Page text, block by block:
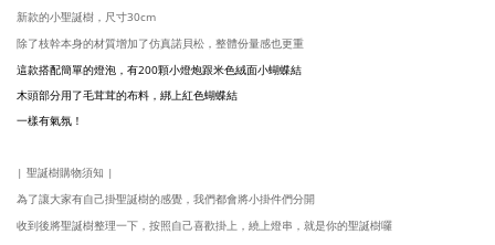
新款的小聖誕樹，尺寸30cm
除了枝幹本身的材質增加了仿真諾貝松，整體份量感也更重
這款搭配簡單的燈泡，有200顆小燈炮跟米色絨面小蝴蝶結
木頭部分用了毛茸茸的布料，綁上紅色蝴蝶結
一樣有氣氛！
| 聖誕樹購物須知 |
為了讓大家有自己掛聖誕樹的感覺， 我們都會將小掛件們分開
收到後將聖誕樹整理一下，按照自己喜歡掛上，繞上燈串， 就是你的聖誕樹囉